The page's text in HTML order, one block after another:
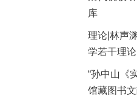
库
理论|林声
学若干理论
“孙中山《
馆藏图书